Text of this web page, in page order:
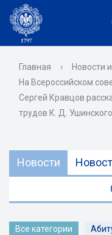
Главная › Новости
На Всероссийском
Сергей Кравцов
трудов К. Д. Ушинского
Новости
Все категории